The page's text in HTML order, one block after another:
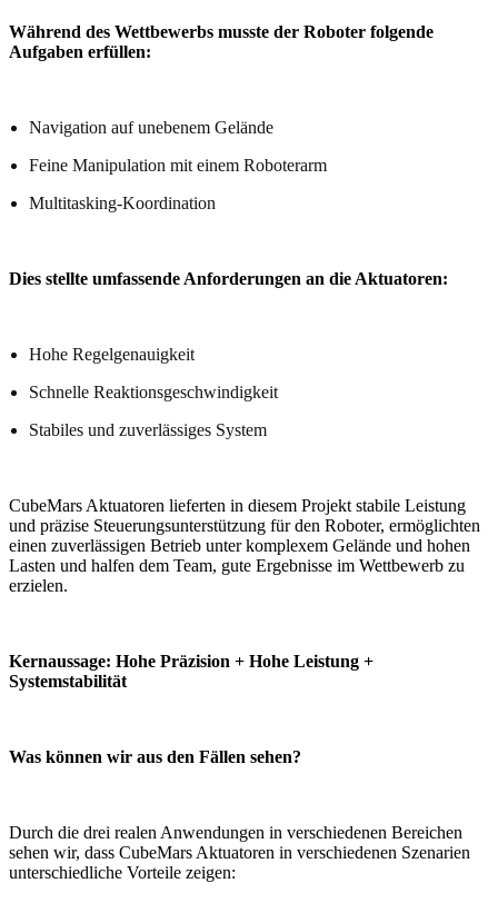
Während des Wettbewerbs musste der Roboter folgende
Aufgaben erfüllen:
Navigation auf unebenem Gelände
Feine Manipulation mit einem Roboterarm
Multitasking-Koordination
Dies stellte umfassende Anforderungen an die Aktuatoren:
Hohe Regelgenauigkeit
Schnelle Reaktionsgeschwindigkeit
Stabiles und zuverlässiges System
CubeMars Aktuatoren lieferten in diesem Projekt stabile Leistung
und präzise Steuerungsunterstützung für den Roboter, ermöglichten
einen zuverlässigen Betrieb unter komplexem Gelände und hohen
Lasten und halfen dem Team, gute Ergebnisse im Wettbewerb zu
erzielen.
Kernaussage: Hohe Präzision + Hohe Leistung +
Systemstabilität
Was können wir aus den Fällen sehen?
Durch die drei realen Anwendungen in verschiedenen Bereichen
sehen wir, dass CubeMars Aktuatoren in verschiedenen Szenarien
unterschiedliche Vorteile zeigen: